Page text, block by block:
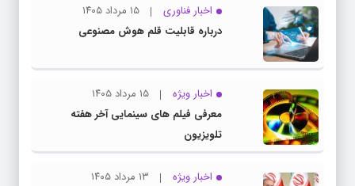
اخبار فناوری
۱۵ مرداد ۱۴۰۵
درباره قابلیت قلم هوش مصنوعی
اخبار ویژه
۱۵ مرداد ۱۴۰۵
معرفی فیلم های سینمایی آخر هفته
تلویزیون
اخبار ویژه
۱۳ مرداد ۱۴۰۵